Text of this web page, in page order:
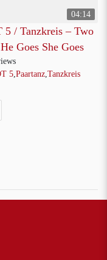
04:14
5 / Tanzkreis – Two
Goes She Goes
5,Paartanz,Tanzkreis